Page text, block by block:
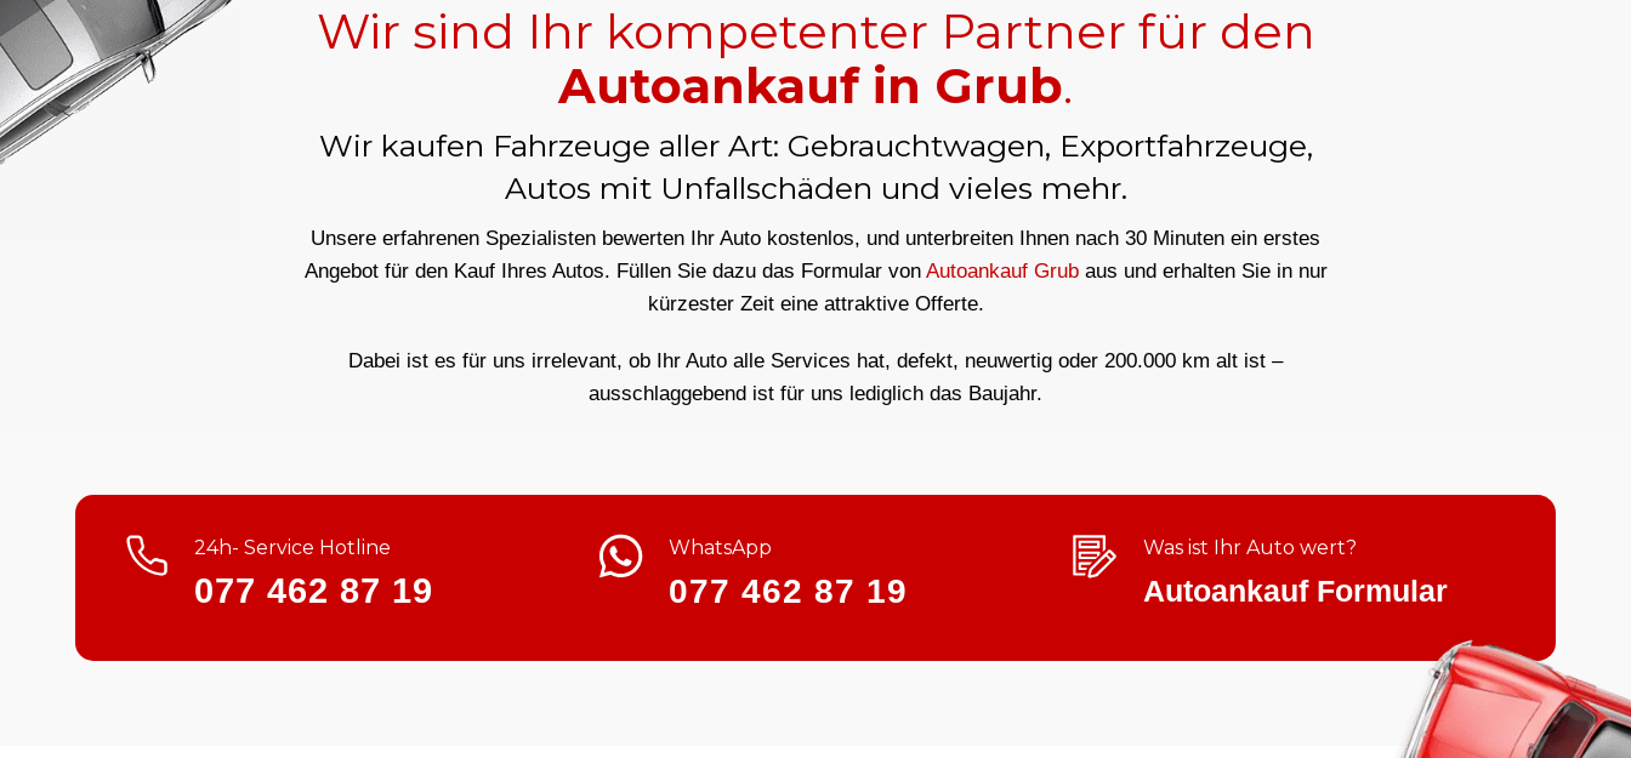
Wir sind Ihr kompetenter Partner für den
Autoankauf in Grub.
Wir kaufen Fahrzeuge aller Art: Gebrauchtwagen, Exportfahrzeuge,
Autos mit Unfallschäden und vieles mehr.
Unsere erfahrenen Spezialisten bewerten Ihr Auto kostenlos, und unterbreiten Ihnen nach 30 Minuten ein erstes
Angebot für den Kauf Ihres Autos. Füllen Sie dazu das Formular von Autoankauf Grubaus und erhalten Sie in nur
kürzester Zeit eine attraktive Offerte.
Dabei ist es für uns irrelevant, ob Ihr Auto alle Services hat, defekt, neuwertig oder 200.000 km alt ist –
ausschlaggebend ist für uns lediglich das Baujahr.
24h- Service Hotline
077 462 87 19
WhatsApp
077 462 87 19
Was ist Ihr Auto wert?
Autoankauf Formular